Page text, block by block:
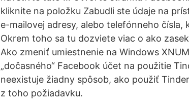
kliknite na položku Zabudli ste údaje na
e-mailovej adresy, alebo telefónneho
Okrem toho sa tu dozviete viac o ako
Ako zmeniť umiestnenie na Windows
„dočasného“ Facebook účet na použitie
neexistuje žiadny spôsob, ako použiť
z toho požiadavku.